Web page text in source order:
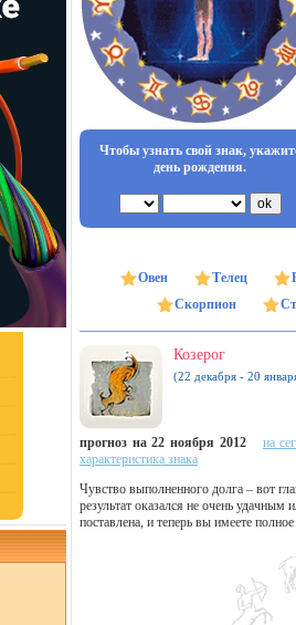
Чтобы узнать свой знак,
день рождения.
Овен Телец
Скорпион
Козерог
(22 декабря - 20
прогноз на 22 ноября 2012
на
характеристика знака
Чувство выполненного долга – вот
результат оказался не очень
поставлена, и теперь вы имеете